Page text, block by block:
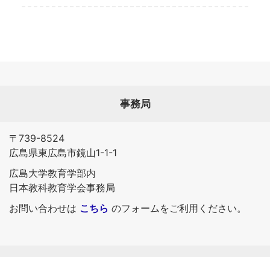
事務局
〒739-8524
広島県東広島市鏡山1-1-1
広島大学教育学部内
日本教科教育学会事務局
お問い合わせは こちら のフォームをご利用ください。